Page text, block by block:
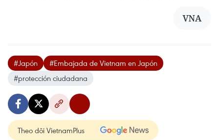
VNA
#Japón
#Embajada de Vietnam en Japón
#protección ciudadana
Theo dõi VietnamPlus